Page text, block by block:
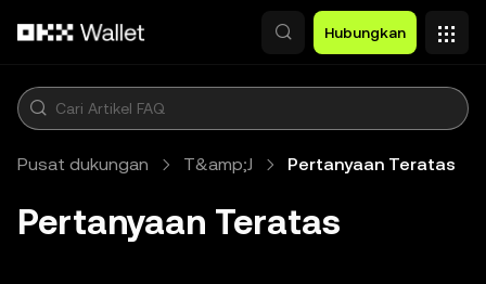
Hubungkan
Pusat dukungan T&amp;J Pertanyaan Teratas
Pertanyaan Teratas